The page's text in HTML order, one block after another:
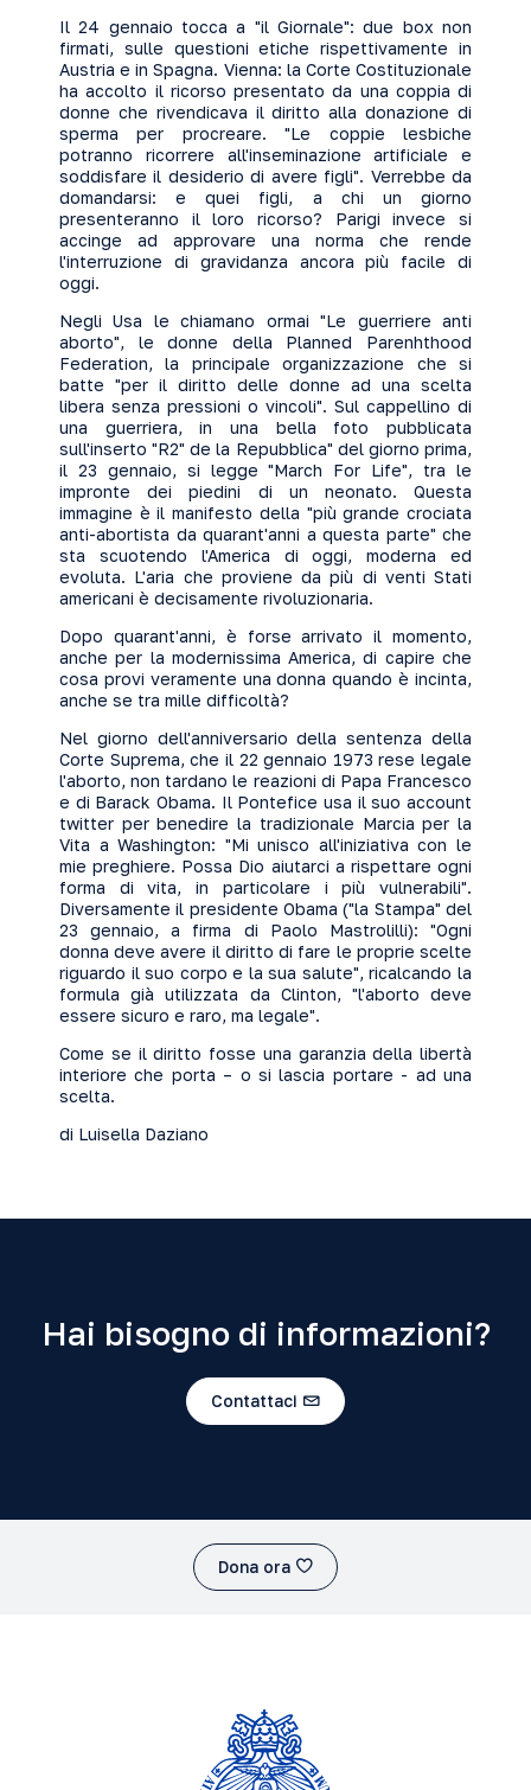
Il 24 gennaio tocca a "il Giornale": due box non
firmati, sulle questioni etiche rispettivamente in
Austria e in Spagna. Vienna: la Corte Costituzionale
ha accolto il ricorso presentato da una coppia di
donne che rivendicava il diritto alla donazione di
sperma per procreare. "Le coppie lesbiche
potranno ricorrere all'inseminazione artificiale e
soddisfare il desiderio di avere figli". Verrebbe da
domandarsi: e quei figli, a chi un giorno
presenteranno il loro ricorso? Parigi invece si
accinge ad approvare una norma che rende
l'interruzione di gravidanza ancora più facile di
oggi.
Negli Usa le chiamano ormai "Le guerriere anti
aborto", le donne della Planned Parenhthood
Federation, la principale organizzazione che si
batte "per il diritto delle donne ad una scelta
libera senza pressioni o vincoli". Sul cappellino di
una guerriera, in una bella foto pubblicata
sull'inserto "R2" de la Repubblica" del giorno prima,
il 23 gennaio, si legge "March For Life", tra le
impronte dei piedini di un neonato. Questa
immagine è il manifesto della "più grande crociata
anti-abortista da quarant'anni a questa parte" che
sta scuotendo l'America di oggi, moderna ed
evoluta. L'aria che proviene da più di venti Stati
americani è decisamente rivoluzionaria.
Dopo quarant'anni, è forse arrivato il momento,
anche per la modernissima America, di capire che
cosa provi veramente una donna quando è incinta,
anche se tra mille difficoltà?
Nel giorno dell'anniversario della sentenza della
Corte Suprema, che il 22 gennaio 1973 rese legale
l'aborto, non tardano le reazioni di Papa Francesco
e di Barack Obama. Il Pontefice usa il suo account
twitter per benedire la tradizionale Marcia per la
Vita a Washington: "Mi unisco all'iniziativa con le
mie preghiere. Possa Dio aiutarci a rispettare ogni
forma di vita, in particolare i più vulnerabili".
Diversamente il presidente Obama ("la Stampa" del
23 gennaio, a firma di Paolo Mastrolilli): "Ogni
donna deve avere il diritto di fare le proprie scelte
riguardo il suo corpo e la sua salute", ricalcando la
formula già utilizzata da Clinton, "l'aborto deve
essere sicuro e raro, ma legale".
Come se il diritto fosse una garanzia della libertà
interiore che porta – o si lascia portare - ad una
scelta.
di Luisella Daziano
Hai bisogno di informazioni?
Contattaci
Dona ora